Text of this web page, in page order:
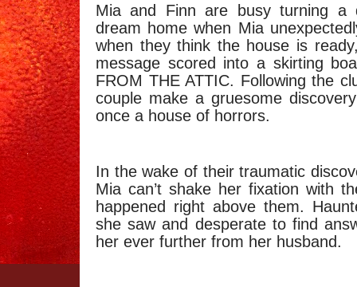
Mia and Finn are busy turning a
dream home when Mia
when they think the house is
message scored into a skirting
FROM THE ATTIC. Following the
couple make a gruesome
once a house of horrors.
In the wake of their traumatic
Mia can’t shake her fixation with
happened right above them.
she saw and desperate to find
her ever further from her husband.